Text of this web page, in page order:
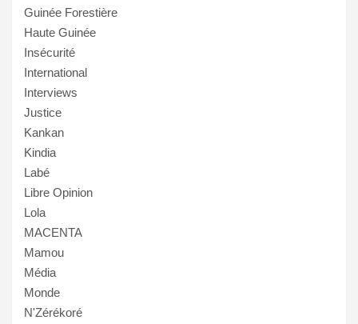
Guinée Forestière
Haute Guinée
Insécurité
International
Interviews
Justice
Kankan
Kindia
Labé
Libre Opinion
Lola
MACENTA
Mamou
Média
Monde
N'Zérékoré